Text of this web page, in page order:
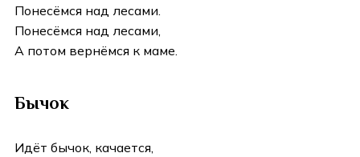
Понесёмся над лесами.
Понесёмся над лесами,
А потом вернёмся к маме.
Бычок
Идёт бычок, качается,